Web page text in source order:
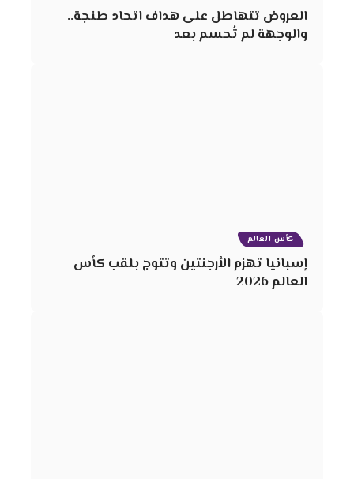
العروض تتهاطل على هداف اتحاد طنجة..
والوجهة لم تُحسم بعد
كأس العالم
إسبانيا تهزم الأرجنتين وتتوج بلقب كأس
العالم 2026